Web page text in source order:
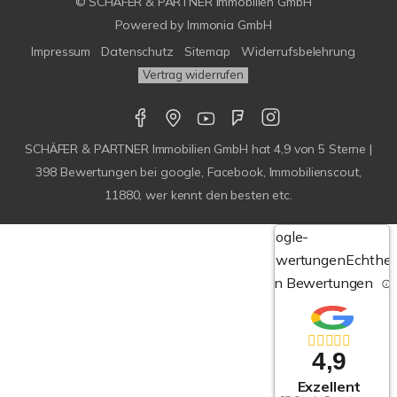
Powered by Immonia GmbH
Impressum
Datenschutz Sitemap Widerrufsbelehrung
Vertrag widerrufen
SCHÄFER & PARTNER Immobilien GmbH hat4,9von5 Sterne |
398 Bewertungen bei google, Facebook, Immobilienscout,
11880, wer kennt den besten etc.
Google-
Bewertungen
von Bewertungen
4,9
Exzellent